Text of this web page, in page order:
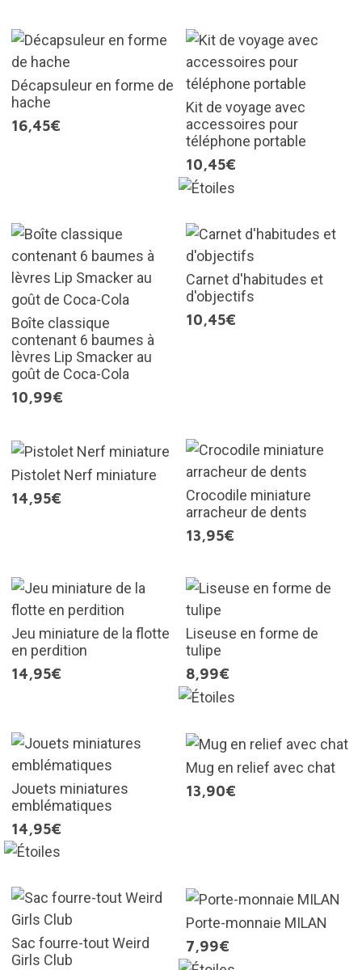
Décapsuleur en forme de
hache
16,45€
Kit de voyage avec
accessoires pour
téléphone portable
10,45€
Boîte classique
contenant 6 baumes à
lèvres Lip Smacker au
goût de Coca-Cola
10,99€
Carnet d'habitudes et
d'objectifs
10,45€
Pistolet Nerf miniature
14,95€
Crocodile miniature
arracheur de dents
13,95€
Jeu miniature de la flotte
en perdition
14,95€
Liseuse en forme de
tulipe
8,99€
Jouets miniatures
emblématiques
14,95€
Mug en relief avec chat
13,90€
Sac fourre-tout Weird
Girls Club
Porte-monnaie MILAN
7,99€